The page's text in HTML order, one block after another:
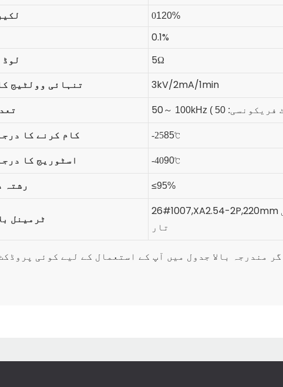
0120%
0.1%
5Ω
تنہائی وولٹیج
3kV/2mA/1min
50～ 100kHz ( فریکونسی:
کام کرنے کا -2585℃
اسٹوریج کا -4090℃
رشتہ ≤95%
ٹرمینل
26#1007,XA2.54-2P,220mm
تار
مندرجہ بالا جدول میں آپ کے استعمال کے لیے کوئی